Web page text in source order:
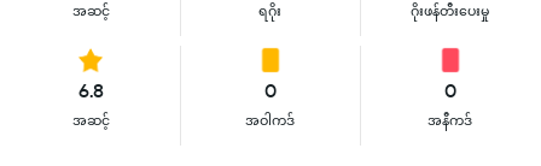
အဆင့် ရဂိုး ဂိုးဖန်တီးပေးမှု
6.8
အဆင့်
0
အဝါကဒ်
0
အနီကဒ်